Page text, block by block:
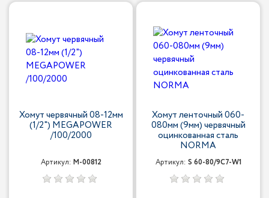
Хомут червячный 08-12мм
(1/2") MEGAPOWER
/100/2000
Артикул: M-00812
Хомут ленточный 060-
080мм (9мм) червячный
оцинкованная сталь
NORMA
Артикул: S 60-80/9С7-W1